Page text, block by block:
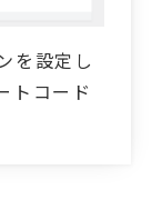
を設定し
トコード